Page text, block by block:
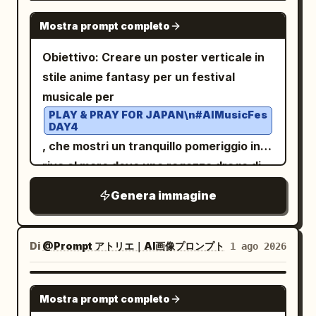
arcobaleno che danza sopra il naso,
animali della foresta che festeggiano
sfocati sullo sfondo. Stile visivo:
Animazione 3D cinematografica, fascino
del personaggio in stile Pixar, squame
dettagliate e consistenza della pelle
morbida, illuminazione calda arancio-
oro, bagliore arcobaleno magico, raggi
espressivi, alto valore di produzione,
tono adatto alle famiglie. Vincoli di testo:
Mantenere tutte le didascalie in inglese
esattamente come scritte. Utilizzare un
testo sans-serif bianco pulito centrato
su ogni striscia nera. Mantenere la
leggibilità. Non aggiungere pannelli
agli angoli, 1 cuore tratteggiato in alto a
sinistra, 1 piccolo cuore in basso a
destra e 2 stelle scintillanti sul lato
destro. Usa un'estetica pulita e ariosa,
un'illuminazione soffusa, ombre sottili,
niente testo, niente watermark e
mantieni la palette generale
.
intagli raffinati, stelle, luna, piante e
gemme. - Atmosfera generale mistica e
masterpiece, best quality, ultra detailed,
highly detailed, fantasy illustration,
magical atmosphere, cinematic lighting,
intricate gold ornament, tarot card
style, holographic foil finish, rainbow
reflections, prismatic diffraction,
traslucidi, frammenti olografici, scintillii,
bokeh e grafiche a onde musicali
delicate. Soggetto principale: Una
bellissima ragazza anime vista dal busto
in su, leggermente girata di spalle verso
lo spettatore. Ha capelli vaporosi biondo
cenere/beige chiaro raccolti in uno
chignon basso laterale spettinato con
ciocche mosse dal vento e frangia lunga,
grandi occhi castano-dorati scintillanti,
bocca aperta. Aggiungere una
composizione floreale pastello sul lato
sinistro della testa con esattamente 5
gruppi di fiori/colori visibili: fiori di ciliegio
rosa, ortensie azzurro pallido, minuscoli
GPT IMAGE 2
Mostra prompt completo
Obiettivo: Creare un poster verticale in
stile anime fantasy per un festival
musicale per
PLAY & PRAY FOR JAPAN\n#AIMusicFes
DAY4
, che mostri un tranquillo pomeriggio in
riva al mare dove una ragazza drago di
all'oceano. Canvas: Poster in formato
verticale 3:4, illustrazione anime
luminosa ad alta risoluzione, terzo
inferiore riservato alla tipografia su
sabbia chiara. Luce diurna tropicale
calda, atmosfera calma e speranzosa.
Genera immagine
Di @Prompt アトリエ｜AI画像プロンプト 1 ago 2026
GPT IMAGE 2
Mostra prompt completo